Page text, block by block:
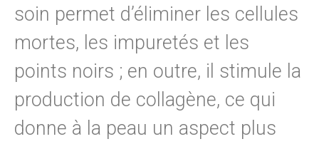
soin permet d’éliminer les cellules
mortes, les impuretés et les
points noirs ; en outre, il stimule la
production de collagène, ce qui
donne à la peau un aspect plus